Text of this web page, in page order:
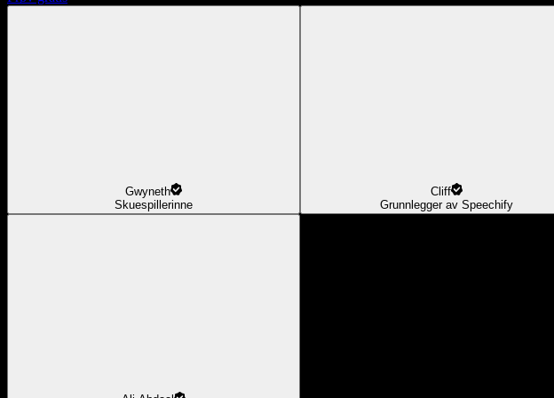
Gwyneth
Skuespillerinne
Cliff
Grunnlegger av Speechify